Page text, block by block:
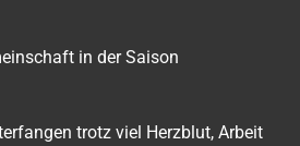
in der Saison
trotz viel Herzblut, Arbeit